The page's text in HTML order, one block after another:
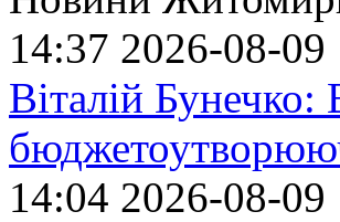
14:37 2026-08-09
Віталій
14:04 2026-08-09